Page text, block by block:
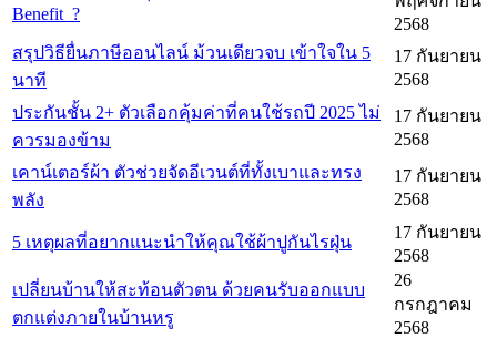
Benefit ?
2568
สรุปวิธียื่นภาษีออนไลน์ ม้วนเดียวจบ เข้าใจใน 5
นาที
17 กันยายน
2568
ประกันชั้น 2+ ตัวเลือกคุ้มค่าที่คนใช้รถปี 2025 ไม่
ควรมองข้าม
17 กันยายน
2568
เคาน์เตอร์ผ้า ตัวช่วยจัดอีเวนต์ที่ทั้งเบาและทรง
พลัง
17 กันยายน
2568
5 เหตุผลที่อยากแนะนำให้คุณใช้ผ้าปูกันไรฝุ่น
17 กันยายน
2568
เปลี่ยนบ้านให้สะท้อนตัวตน ด้วยคนรับออกแบบ
ตกแต่งภายในบ้านหรู
26
กรกฎาคม
2568